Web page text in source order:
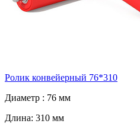
Ролик конвейерный 76*310
Диаметр : 76 мм
Длина: 310 мм